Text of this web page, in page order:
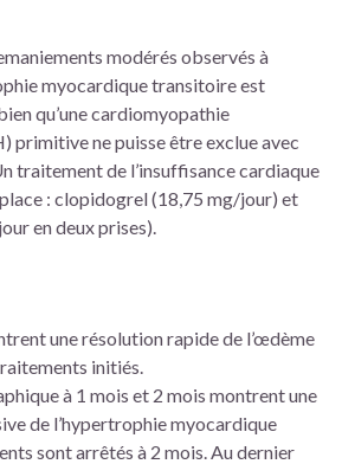
modérés observés à
myocardique transitoire est
qu’une cardiomyopathie
primitive ne puisse être exclue avec
traitement de l’insuffisance cardiaque
: clopidogrel (18,75 mg/jour) et
en deux prises).
une résolution rapide de l’œdème
initiés.
à 1 mois et 2 mois montrent une
de l’hypertrophie myocardique
sont arrêtés à 2 mois. Au dernier